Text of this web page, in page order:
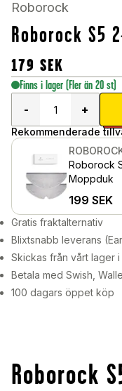
Roborock
Roborock S5
179 SEK
Finns i lager (Fler än 20 st)
-
+
Rekommenderade
Roborock
Moppduk
199 SEK
Gratis fraktalternativ
Blixtsnabb leverans
Skickas från vårt lager
Betala med Swish,
100 dagars öppet köp
Roborock